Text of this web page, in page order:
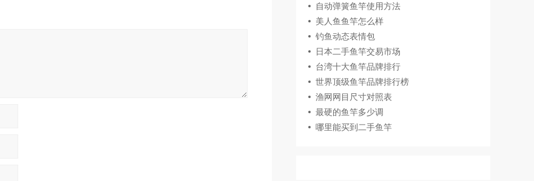
自动弹簧鱼竿使用方法
美人鱼鱼竿怎么样
钓鱼动态表情包
日本二手鱼竿交易市场
台湾十大鱼竿品牌排行
世界顶级鱼竿品牌排行榜
渔网网目尺寸对照表
最硬的鱼竿多少调
哪里能买到二手鱼竿